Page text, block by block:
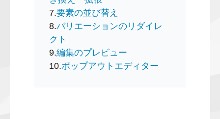
7.要素の並び替え
8.バリエーションのリダイレ
クト
9.編集のプレビュー
10.ポップアウトエディター